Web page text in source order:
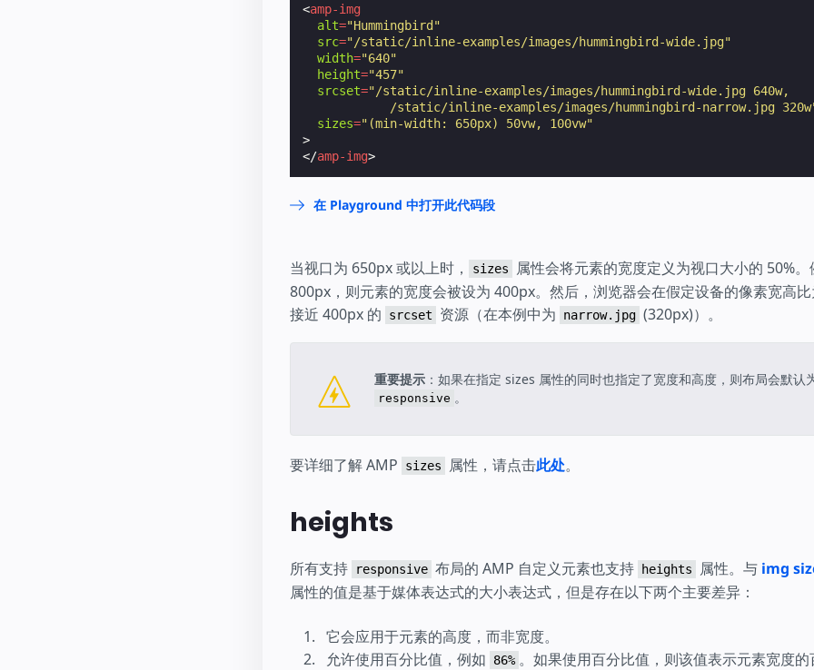
<amp-img
alt="Hummingbird"
src="/static/inline-examples/images/hummingbird-wide.jpg"
width="640"
height="457"
srcset="/static/inline-examples/images/hummingbird-wide.jpg 640w,
/static/inline-examples/images/hummingbird-narrow.jpg
sizes="(min-width: 650px) 50vw, 100vw"
>
</amp-img>
在 Playground 中打开此代码段
当视口为 650px 或以上时， sizes
属性会将元素的宽度定义为视口大小的 50%
800px，则元素的宽度会被设为 400px。然后，浏览器会在假定设备的像素宽高
接近 400px 的
srcset 资源（在本例中为 narrow.jpg (320px)）。
重要提示：如果在指定 sizes 属性的同时也指定了宽度和高度，则布局会默认
responsive 。
要详细了解 AMP sizes 属性，请点击此处。
heights
所有支持 responsive 布局的 AMP 自定义元素也支持 heights 属性。与 img
属性的值是基于媒体表达式的大小表达式，但是存在以下两个主要差异：
它会应用于元素的高度，而非宽度。
允许使用百分比值，例如
86% 。如果使用百分比值，则该值表示元素宽度的